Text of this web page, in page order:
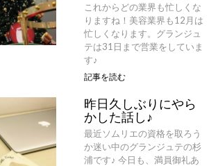
これからどの業界も忙しくな
りますね！美容業界も12月は
忙しくなります。グランジュ
テは31日まで営業をしていま
す♪
記事を読む
昨日久しぶりにやら
かした話し♪
最近ソムリエの資格を取ろう
か迷い中のグランジュテの杉
浦です♪ 今日も、満員御礼あ